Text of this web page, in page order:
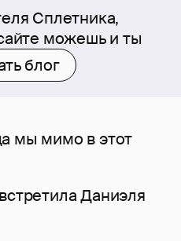
Сплетника,
можешь и ты
блог
мы мимо в этот
Даниэля